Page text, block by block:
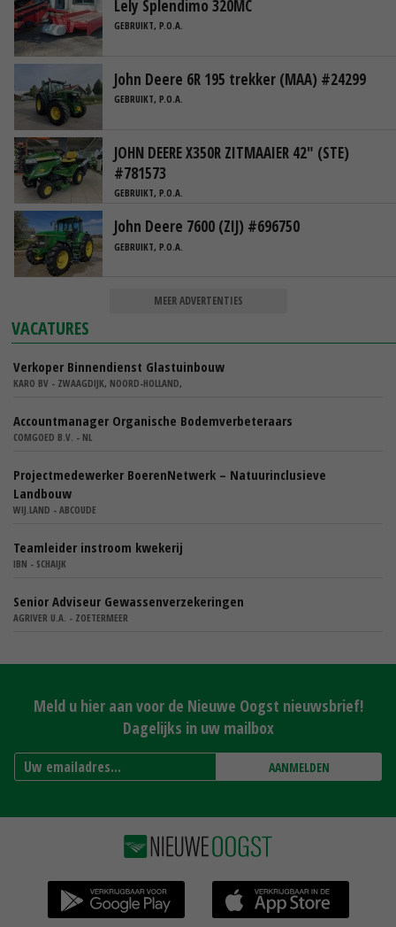
Lely Splendimo 320MC
GEBRUIKT, P.O.A.
John Deere 6R 195 trekker (MAA) #24299
GEBRUIKT, P.O.A.
JOHN DEERE X350R ZITMAAIER 42" (STE)
#781573
GEBRUIKT, P.O.A.
John Deere 7600 (ZIJ) #696750
GEBRUIKT, P.O.A.
MEER ADVERTENTIES
VACATURES
Verkoper Binnendienst Glastuinbouw
KARO BV - ZWAAGDIJK, NOORD-HOLLAND,
Accountmanager Organische Bodemverbeteraars
COMGOED B.V. - NL
Projectmedewerker BoerenNetwerk – Natuurinclusieve
Landbouw
WIJ.LAND - ABCOUDE
Teamleider instroom kwekerij
IBN - SCHAIJK
Senior Adviseur Gewassenverzekeringen
AGRIVER U.A. - ZOETERMEER
Meld u hier aan voor de Nieuwe Oogst nieuwsbrief!
Dagelijks in uw mailbox
AANMELDEN